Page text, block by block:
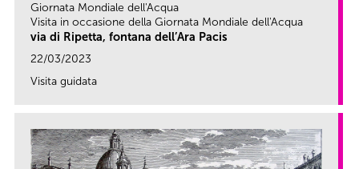
Giornata Mondiale dell'Acqua
Visita in occasione della Giornata Mondiale dell'Acqua
via di Ripetta, fontana dell’Ara Pacis
22/03/2023
Visita guidata